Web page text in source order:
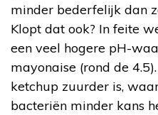
minder bederfelijk dan
Klopt dat ook? In feite
een veel hogere pH-
mayonaise (rond de
ketchup zuurder is,
bacteriën minder kans